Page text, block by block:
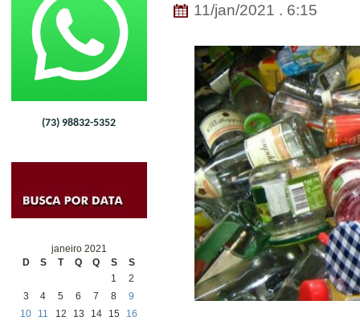
(73) 98832-5352
janeiro 2021
D
S T Q Q S
S
1
2
3
4 5 6 7 8
9
10
11 12 13 14 15
16
11/jan/2021 . 6:15